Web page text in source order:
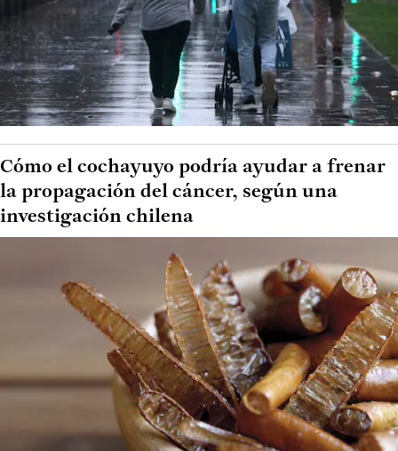
Cómo el cochayuyo podría ayudar a frenar
la propagación del cáncer, según una
investigación chilena